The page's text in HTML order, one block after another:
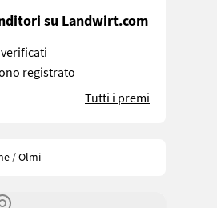
su Landwirt.com
registrato
Tutti i premi
/Olmi